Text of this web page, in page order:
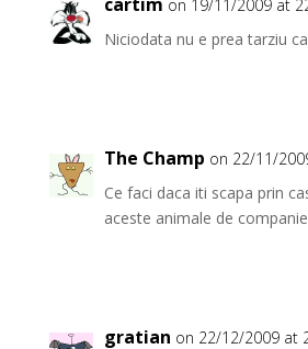
on 19/11/2009 at
Niciodata nu e prea tarziu
The Champ on 22/11/
Ce faci daca iti scapa prin
aceste animale de
gratian on 22/12/2009 at